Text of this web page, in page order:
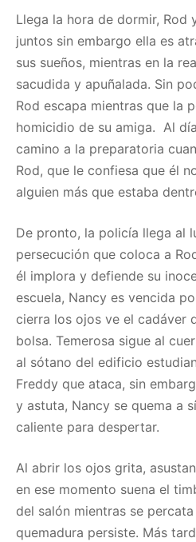
Llega la hora de dormir, Rod
juntos sin embargo ella es
sus sueños, mientras en la
sacudida y apuñalada. Sin
Rod escapa mientras que la
homicidio de su amiga. Al
camino a la preparatoria
Rod, que le confiesa que él
alguien más que estaba
De pronto, la policía llega al
persecución que coloca a
él implora y defiende su
escuela, Nancy es vencida
cierra los ojos ve el cadáver
bolsa. Temerosa sigue al
al sótano del edificio
Freddy que ataca, sin
y astuta, Nancy se quema a
caliente para despertar.
Al abrir los ojos grita,
en ese momento suena el
del salón mientras se
quemadura persiste. Más